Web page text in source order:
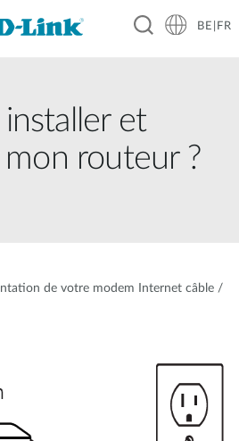
BE|FR
et
routeur ?
de votre modem Internet câble /